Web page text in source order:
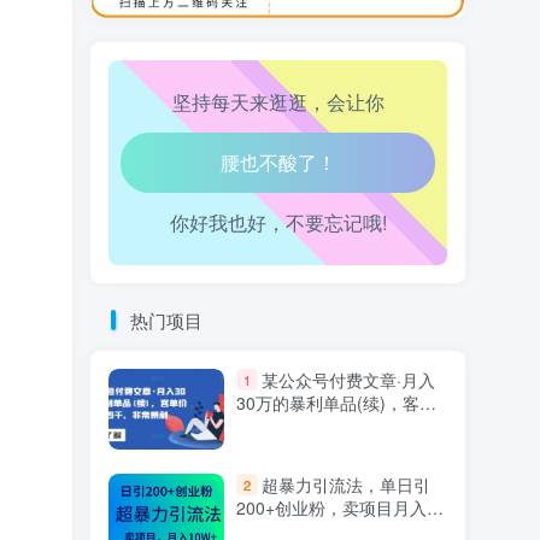
10 万三-东南亚跨境tk小店运营课
坚持每天来逛逛，会让你
走路也有劲了！
腿也不痛了！
腰也不酸了！
你好我也好，不要忘记哦!
热门项目
1
某公众号付费文章·月入
30万的暴利单品(续)，客单
2
超暴力引流法，单日引
200+创业粉，卖项目月入10